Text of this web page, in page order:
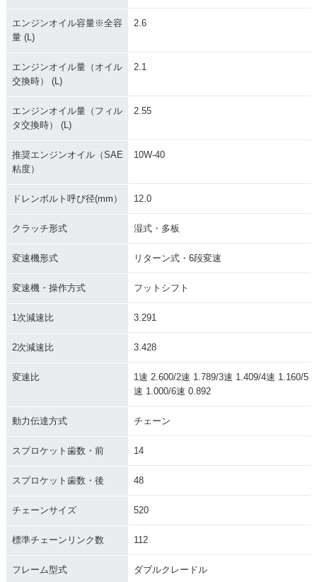
エンジンオイル容量※全容
量 (L)
2.6
エンジンオイル量（オイル
交換時） (L)
2.1
エンジンオイル量（フィル
タ交換時） (L)
2.55
推奨エンジンオイル（SAE
粘度）
10W-40
ドレンボルト呼び径(mm） 12.0
クラッチ形式 湿式・多板
変速機形式 リターン式・6段変速
変速機・操作方式 フットシフト
1次減速比 3.291
2次減速比 3.428
変速比
1速 2.600/2速 1.789/3速 1.409/4速 1.160/5
速 1.000/6速 0.892
動力伝達方式 チェーン
スプロケット歯数・前 14
スプロケット歯数・後 48
チェーンサイズ 520
標準チェーンリンク数 112
フレーム型式 ダブルクレードル